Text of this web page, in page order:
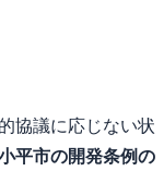
協議に応じない状
平市の開発条例の